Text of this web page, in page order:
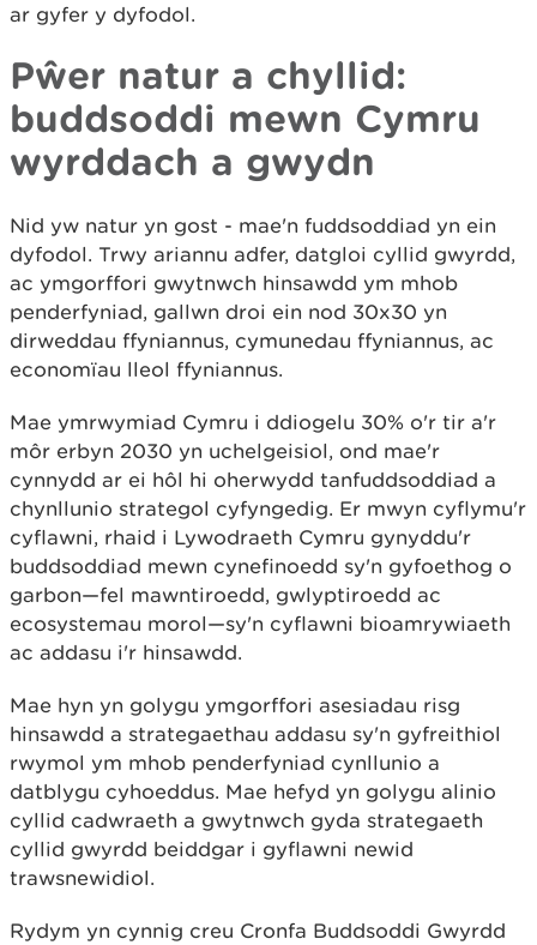
ar gyfer y dyfodol.
Pŵer natur a chyllid:
buddsoddi mewn Cymru
wyrddach a gwydn
Nid yw natur yn gost - mae'n fuddsoddiad yn ein
dyfodol. Trwy ariannu adfer, datgloi cyllid gwyrdd,
ac ymgorffori gwytnwch hinsawdd ym mhob
penderfyniad, gallwn droi ein nod 30x30 yn
dirweddau ffyniannus, cymunedau ffyniannus, ac
economïau lleol ffyniannus.
Mae ymrwymiad Cymru i ddiogelu 30% o'r tir a'r
môr erbyn 2030 yn uchelgeisiol, ond mae'r
cynnydd ar ei hôl hi oherwydd tanfuddsoddiad a
chynllunio strategol cyfyngedig. Er mwyn cyflymu'r
cyflawni, rhaid i Lywodraeth Cymru gynyddu'r
buddsoddiad mewn cynefinoedd sy'n gyfoethog o
garbon—fel mawntiroedd, gwlyptiroedd ac
ecosystemau morol—sy'n cyflawni bioamrywiaeth
ac addasu i'r hinsawdd.
Mae hyn yn golygu ymgorffori asesiadau risg
hinsawdd a strategaethau addasu sy'n gyfreithiol
rwymol ym mhob penderfyniad cynllunio a
datblygu cyhoeddus. Mae hefyd yn golygu alinio
cyllid cadwraeth a gwytnwch gyda strategaeth
cyllid gwyrdd beiddgar i gyflawni newid
trawsnewidiol.
Rydym yn cynnig creu Cronfa Buddsoddi Gwyrdd